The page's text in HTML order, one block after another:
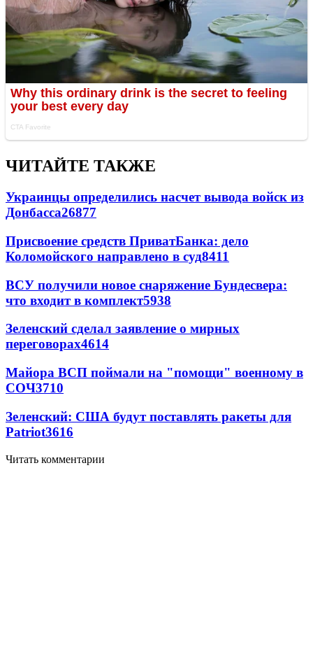
ЧИТАЙТЕ ТАКЖЕ
Украинцы определились насчет вывода войск из
Донбасса26877
Присвоение средств ПриватБанка: дело
Коломойского направлено в суд8411
ВСУ получили новое снаряжение Бундесвера:
что входит в комплект5938
Зеленский сделал заявление о мирных
переговорах4614
Майора ВСП поймали на "помощи" военному в
СОЧ3710
Зеленский: США будут поставлять ракеты для
Patriot3616
Читать комментарии